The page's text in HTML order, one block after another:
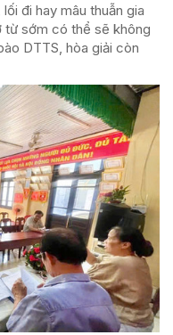
đi hay mâu thuẫn gia
từ sớm có thể sẽ không
DTTS, hòa giải còn